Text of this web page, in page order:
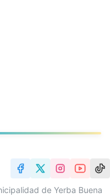
de Yerba Buena